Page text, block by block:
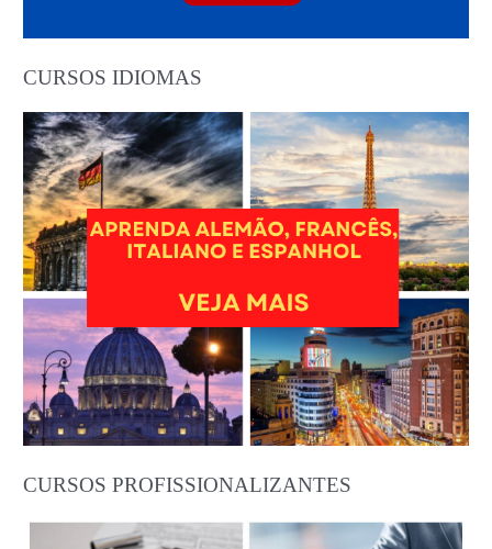
CURSOS IDIOMAS
CURSOS PROFISSIONALIZANTES